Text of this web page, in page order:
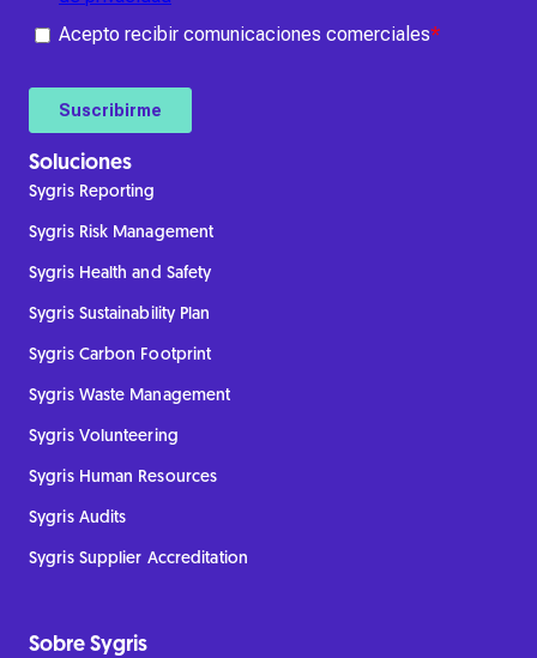
Soluciones
Sygris Reporting
Sygris Risk Management
Sygris Health and Safety
Sygris Sustainability Plan
Sygris Carbon Footprint
Sygris Waste Management
Sygris Volunteering
Sygris Human Resources
Sygris Audits
Sygris Supplier Accreditation
Sobre Sygris